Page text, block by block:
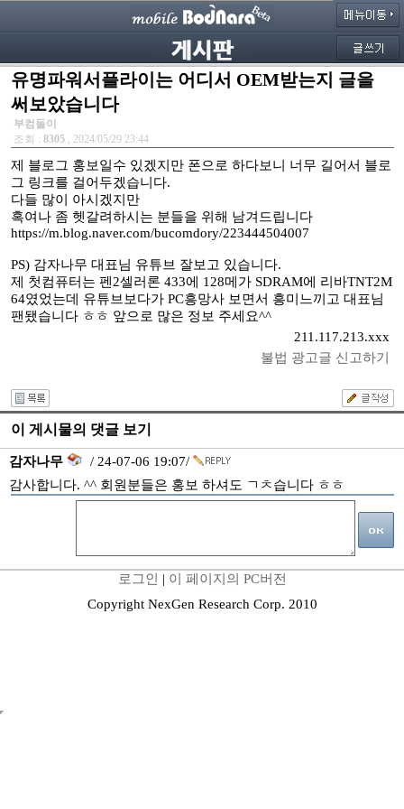
유명파워서플라이는 어디서 OEM받는지 글을
써보았습니다
부컴돌이
조회 : 8305 , 2024/05/29 23:44
제 블로그 홍보일수 있겠지만 폰으로 하다보니 너무 길어서 블로
그 링크를 걸어두겠습니다.
다들 많이 아시겠지만
혹여나 좀 헷갈려하시는 분들을 위해 남겨드립니다
https://m.blog.naver.com/bucomdory/223444504007
PS) 감자나무 대표님 유튜브 잘보고 있습니다.
제 첫컴퓨터는 펜2셀러론 433에 128메가 SDRAM에 리바TNT2M
64였었는데 유튜브보다가 PC흥망사 보면서 흥미느끼고 대표님
팬됐습니다 ㅎㅎ 앞으로 많은 정보 주세요^^
211.117.213.xxx
불법 광고글 신고하기
이 게시물의 댓글 보기
감자나무
/ 24-07-06 19:07/
감사합니다. ^^ 회원분들은 홍보 하셔도 ㄱㅊ습니다 ㅎㅎ
로그인 | 이 페이지의 PC버전
Copyright NexGen Research Corp. 2010